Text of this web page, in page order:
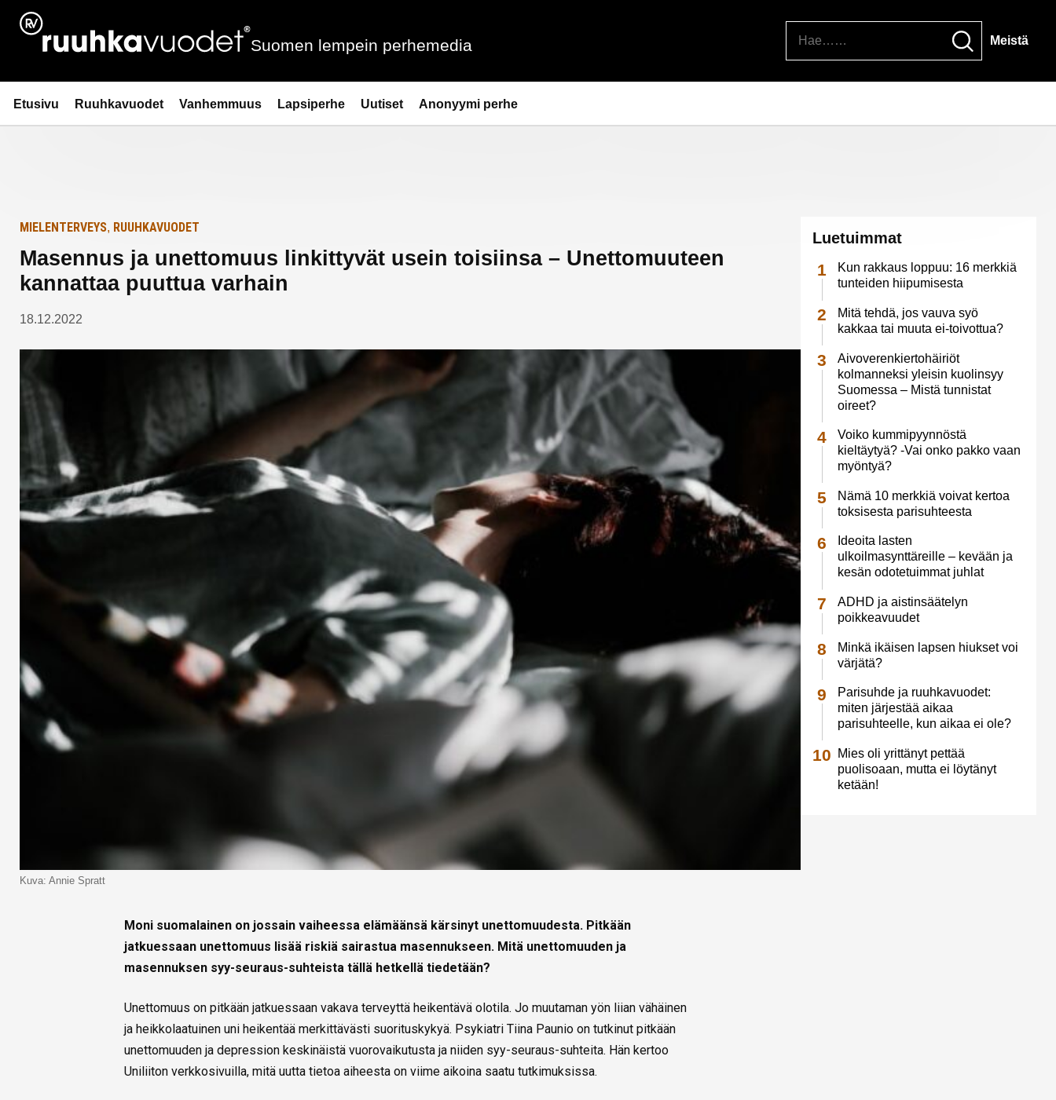
Siirry
sisältöön
Ruuhkavuodet.fi
Suomen lempein perhemedia Meistä
Etusivu Ruuhkavuodet Vanhemmuus Lapsiperhe Uutiset Anonyymi perhe
Etusivulle
MIELENTERVEYS, RUUHKAVUODET
Masennus ja unettomuus linkittyvät usein toisiinsa – Unettomuuteen
kannattaa puuttua varhain
18.12.2022
Kuva: Annie Spratt
Moni suomalainen on jossain vaiheessa elämäänsä kärsinyt unettomuudesta. Pitkään
jatkuessaan unettomuus lisää riskiä sairastua masennukseen. Mitä unettomuuden ja
masennuksen syy-seuraus-suhteista tällä hetkellä tiedetään?
Unettomuus on pitkään jatkuessaan vakava terveyttä heikentävä olotila. Jo muutaman yön liian vähäinen
ja heikkolaatuinen uni heikentää merkittävästi suorituskykyä. Psykiatri Tiina Paunio on tutkinut pitkään
unettomuuden ja depression keskinäistä vuorovaikutusta ja niiden syy-seuraus-suhteita. Hän kertoo
Uniliiton verkkosivuilla, mitä uutta tietoa aiheesta on viime aikoina saatu tutkimuksissa.
Luetuimmat
Kun rakkaus loppuu: 16 merkkiä
tunteiden hiipumisesta
Mitä tehdä, jos vauva syö
kakkaa tai muuta ei-toivottua?
Aivoverenkiertohäiriöt
kolmanneksi yleisin kuolinsyy
Suomessa – Mistä tunnistat
oireet?
Voiko kummipyynnöstä
kieltäytyä? -Vai onko pakko vaan
myöntyä?
Nämä 10 merkkiä voivat kertoa
toksisesta parisuhteesta
Ideoita lasten
ulkoilmasynttäreille – kevään ja
kesän odotetuimmat juhlat
ADHD ja aistinsäätelyn
poikkeavuudet
Minkä ikäisen lapsen hiukset voi
värjätä?
Parisuhde ja ruuhkavuodet:
miten järjestää aikaa
parisuhteelle, kun aikaa ei ole?
Mies oli yrittänyt pettää
puolisoaan, mutta ei löytänyt
ketään!